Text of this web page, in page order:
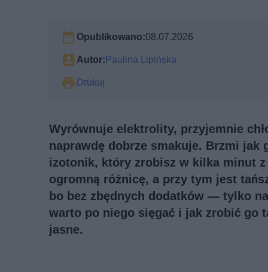
Opublikowano:08.07.2026
Autor:Paulina Lipińska
Drukuj
Wyrównuje elektrolity, przyjemnie
naprawdę dobrze smakuje. Brzmi jak
izotonik, który zrobisz w kilka minut z
ogromną różnicę, a przy tym jest
bo bez zbędnych dodatków — tylko
warto po niego sięgać i jak zrobić go
jasne.